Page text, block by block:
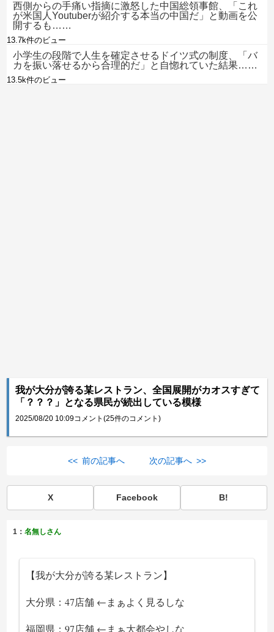
西側からの手痛い指摘に激怒した中国総領事館、「これ
が米国人Youtuberが紹介する本当の中国だ」と動画を公
開するも……
13.7k件のビュー
小学生の段階で人生を確定させるドイツ式の制度、「バ
カを振い落せるから合理的だ」と自惚れていた結果……
13.5k件のビュー
我が大分が誇る某レストラン、全国展開がカオスすぎて
「？？？」となる県民が続出している模様
2025/08/20 10:09コメント(25件のコメント)
<< 前の記事へ 次の記事へ >>
X Facebook B!
1：名無しさん
【我が大分が誇る某レストラン】
大分県：47店舗 ←まぁよく見るしな
福岡県：97店舗 ←まぁ大都会やしな